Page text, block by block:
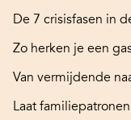
De 7 crisisfasen in
Zo herken je een
Van vermijdende
Laat